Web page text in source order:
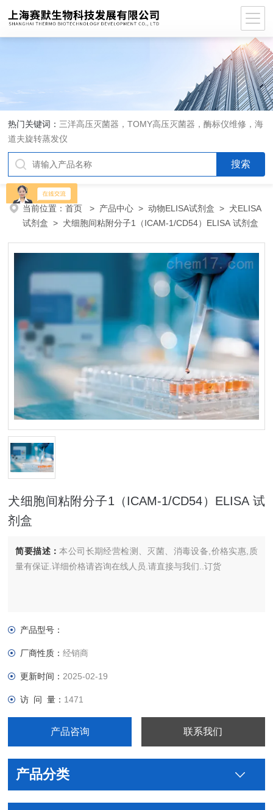
热门关键词： 三洋高压灭菌器，TOMY高压灭菌器，酶标仪维修，海
道夫旋转蒸发仪
当前位置：首页 > 产品中心 >动物ELISA试剂盒 > 犬ELISA
试剂盒 > 犬细胞间粘附分子1（ICAM-1/CD54）ELISA 试剂盒
犬细胞间粘附分子1（ICAM-1/CD54）ELISA 试
剂盒
简要描述：本公司长期经营检测、灭菌、消毒设备,价格实惠,质
量有保证.详细价格请咨询在线人员.请直接与我们..订货
产品型号：
厂商性质：经销商
更新时间： 2025-02-19
访 问 量： 1471
产品咨询 联系我们
产品分类